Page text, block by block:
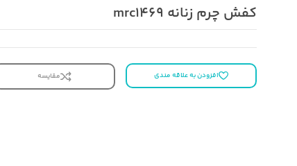
کفش چرم زنانه mrc1469
افزودن به علاقه مندی مقایسه